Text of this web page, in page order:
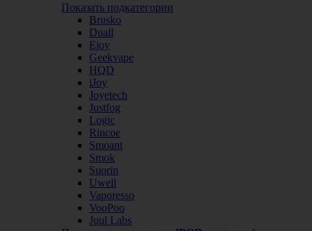
Показать подкатегории
Brusko
Duall
Ejoy
Geekvape
HQD
iJoy
Joyetech
Justfog
Logic
Rincoe
Smoant
Smok
Suorin
Uwell
Vaporesso
VooPoo
Juul Labs